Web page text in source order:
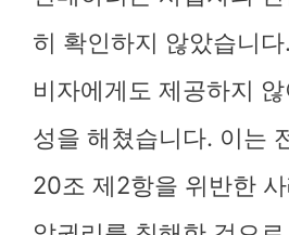
히 확인하지 않았습니
비자에게도 제공하지
성을 해쳤습니다. 이는
20조 제2항을 위반한